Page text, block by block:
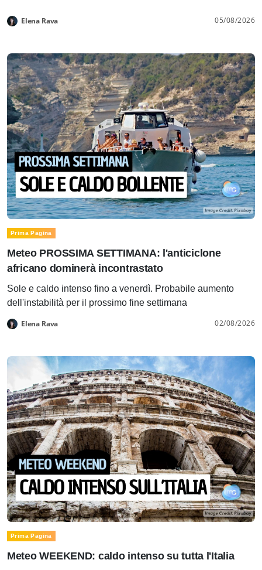
Elena Rava 05/08/2026
Prima Pagina
Meteo PROSSIMA SETTIMANA: l'anticiclone
africano dominerà incontrastato
Sole e caldo intenso fino a venerdì. Probabile aumento
dell'instabilità per il prossimo fine settimana
Elena Rava 02/08/2026
Prima Pagina
Meteo WEEKEND: caldo intenso su tutta l'Italia